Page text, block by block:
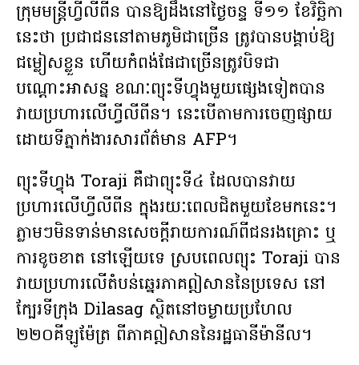
ក្រុមមន្ត្រីហ្វីលីពីន បានឱ្យដឹងនៅថ្ងៃចន្ទ ទី១១ ខែវិច្ឆិកា
នេះថា ប្រជាជននៅតាមភូមិជាច្រើន ត្រូវបានបង្គាប់ឱ្យ
ជម្លៀសខ្លួន ហើយកំពង់ផែជាច្រើនត្រូវបិទជា
បណ្ដោះអាសន្ន ខណៈព្យុះទីហ្វុងមួយផ្សេងទៀតបាន
វាយប្រហារលើហ្វីលីពីន។ នេះបើតាមការចេញផ្សាយ
ដោយទីភ្នាក់ងារសារព័ត៌មាន AFP។
ព្យុះទីហ្វុង Toraji គឺជាព្យុះទី៤ ដែលបានវាយ
ប្រហារលើហ្វីលីពីន ក្នុងរយៈពេលជិតមួយខែមកនេះ។
ភ្លាមៗមិនទាន់មានសេចក្ដីរាយការណ៍ពីជនរងគ្រោះ ឬ
ការខូចខាត នៅឡើយទេ ស្របពេលព្យុះ Toraji បាន
វាយប្រហារលើតំបន់ឆ្នេរភាគឦសាននៃប្រទេស នៅ
ក្បែរទីក្រុង Dilasag ស្ថិតនៅចម្ងាយប្រហែល
២២០គីឡូម៉ែត្រ ពីភាគឦសាននៃរដ្ឋធានីម៉ានីល។